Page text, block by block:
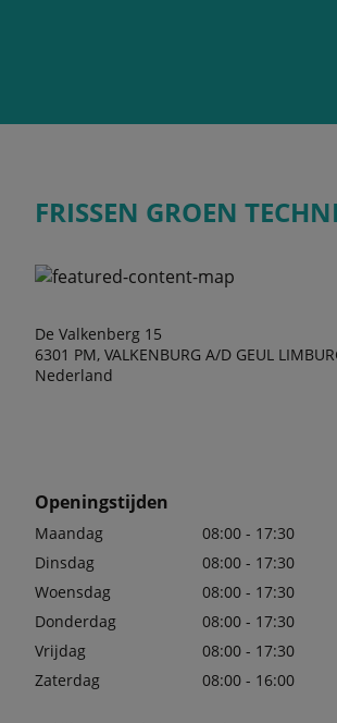
FRISSEN GROEN
De Valkenberg 15
6301 PM, VALKENBURG A/D GEUL
Nederland
Openingstijden
Maandag
08:00 - 17:30
Dinsdag
08:00 - 17:30
Woensdag
08:00 - 17:30
Donderdag
08:00 - 17:30
Vrijdag
08:00 - 17:30
Zaterdag
08:00 - 16:00